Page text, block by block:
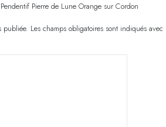
Pierre de Lune Orange sur Cordon
publiée. Les champs obligatoires sont indiqués avec